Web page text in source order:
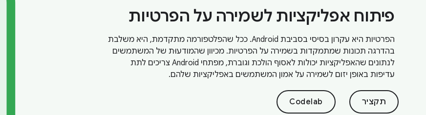
פיתוח אפליקציות לשמירה על הפרטיות
הפרטיות היא עקרון בסיסי בסביבת Android. ככל שהפלטפורמה מתקדמת, היא משלבת
בהדרגה תכונות שמתמקדות בשמירה על הפרטיות. מכיוון שהמודעוּת של המשתמשים
לנתונים שהאפליקציות יכולות לאסוף הולכת וגוברת, מפתחי Android צריכים לתת
עדיפות באופן יזום לשמירה על אמון המשתמשים באפליקציות שלהם.
תקציר Codelab